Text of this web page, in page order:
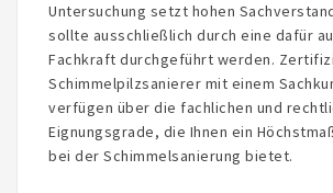
Untersuchung setzt hohen
sollte ausschließlich durch eine dafür
Fachkraft durchgeführt werden.
Schimmelpilzsanierer mit einem
verfügen über die fachlichen und
Eignungsgrade, die Ihnen ein
bei der Schimmelsanierung bietet.